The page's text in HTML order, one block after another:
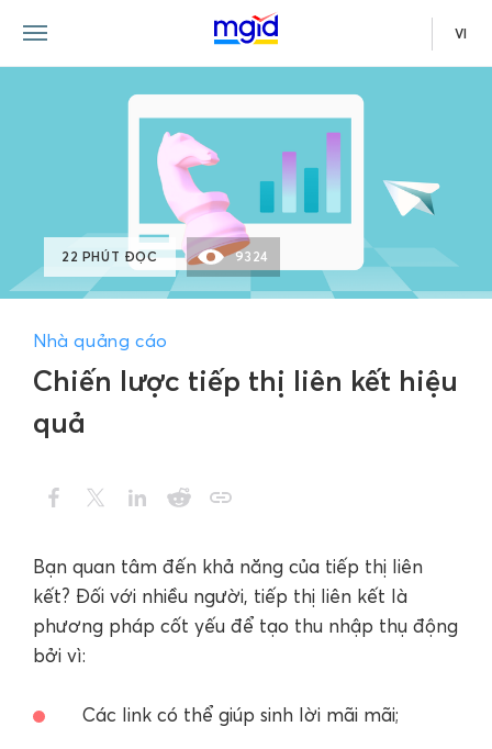
VI
Chiến lược tiếp thị liên kết hiệu
quả
Nhà quảng cáo
22 PHÚT ĐỌC 9324
Bạn quan tâm đến khả năng của tiếp thị liên
kết? Đối với nhiều người, tiếp thị liên kết là
phương pháp cốt yếu để tạo thu nhập thụ động
bởi vì:
Các link có thể giúp sinh lời mãi mãi;